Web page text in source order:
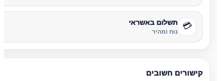
💳 תשלום באשראי
נוח ומהיר
קישורים חשובים